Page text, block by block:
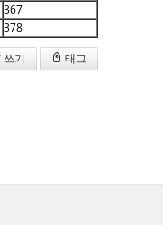
367
378
쓰기
태그